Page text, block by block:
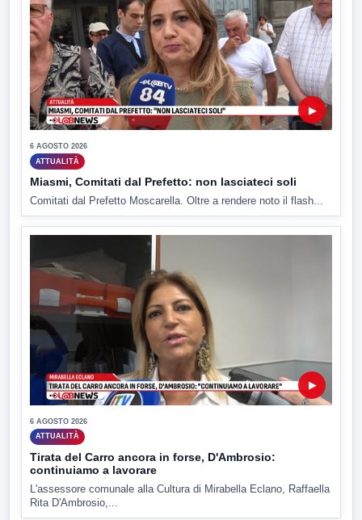
▶
6 AGOSTO 2026
ATTUALITÀ
Miasmi, Comitati dal Prefetto: non lasciateci soli
Comitati dal Prefetto Moscarella. Oltre a rendere noto il flash...
▶
6 AGOSTO 2026
ATTUALITÀ
Tirata del Carro ancora in forse, D'Ambrosio:
continuiamo a lavorare
L'assessore comunale alla Cultura di Mirabella Eclano, Raffaella
Rita D'Ambrosio,...